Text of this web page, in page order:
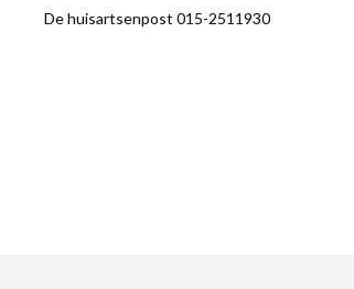
De huisartsenpost 015-2511930